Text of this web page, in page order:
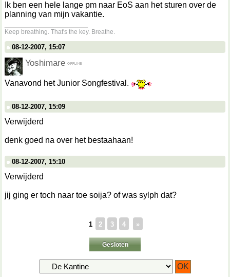
Ik ben een hele lange pm naar EoS aan het sturen over de
planning van mijn vakantie.
Keep breathing. That's the key. Breathe.
08-12-2007, 15:07
Yoshimare
Vanavond het Junior Songfestival.
08-12-2007, 15:09
Verwijderd
denk goed na over het bestaahaan!
08-12-2007, 15:10
Verwijderd
jij ging er toch naar toe soija? of was sylph dat?
1 2 3 4 »
Gesloten